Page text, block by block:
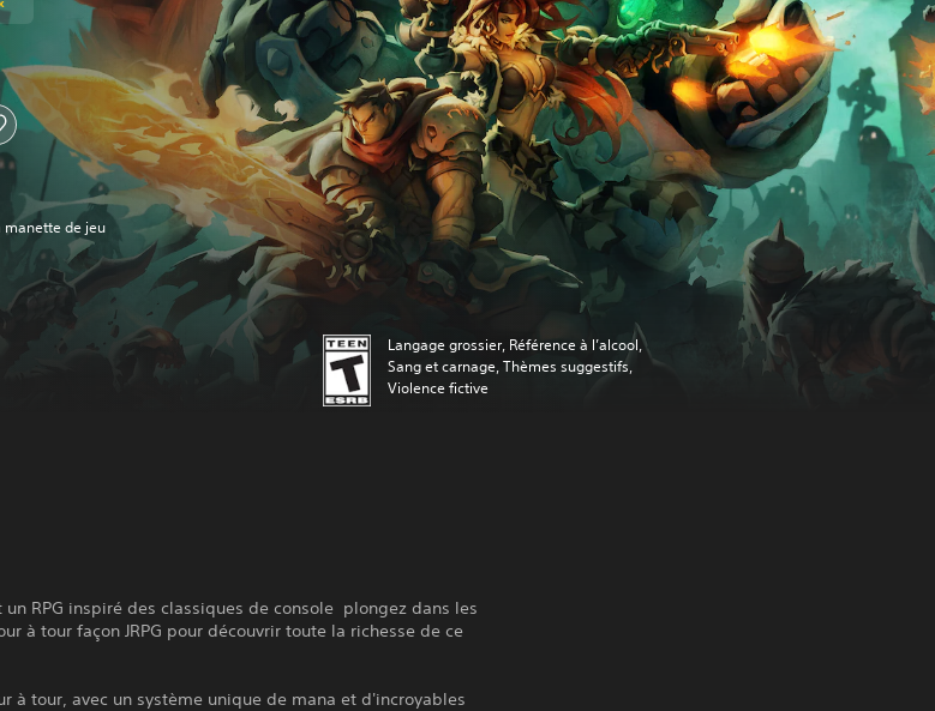
manette de jeu
Langage grossier, Référence à l’alcool,
Sang et carnage, Thèmes suggestifs,
Violence fictive
RPG inspiré des classiques de console plongez dans les
à tour façon JRPG pour découvrir toute la richesse de ce
à tour, avec un système unique de mana et d'incroyables